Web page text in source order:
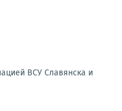
ВСУ Славянска и